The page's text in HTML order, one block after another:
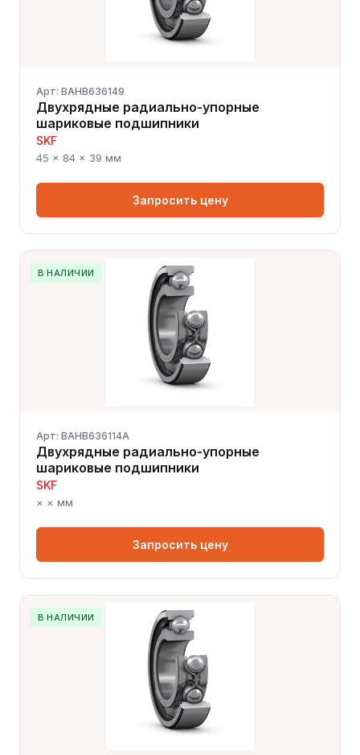
Арт: BAHB636149
Двухрядные радиально-упорные
шариковые подшипники
SKF
45 × 84 × 39 мм
Запросить цену
В НАЛИЧИИ
Арт: BAHB636114A
Двухрядные радиально-упорные
шариковые подшипники
SKF
× × мм
Запросить цену
В НАЛИЧИИ